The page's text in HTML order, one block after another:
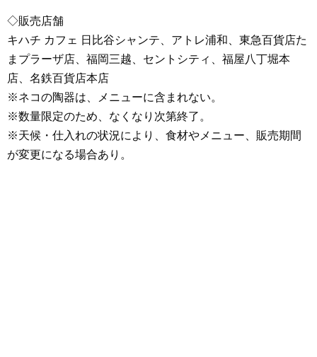
◇販売店舗
キハチ カフェ 日比谷シャンテ、アトレ浦和、東急百貨店た
まプラーザ店、福岡三越、セントシティ、福屋八丁堀本
店、名鉄百貨店本店
※ネコの陶器は、メニューに含まれない。
※数量限定のため、なくなり次第終了。
※天候・仕入れの状況により、食材やメニュー、販売期間
が変更になる場合あり。